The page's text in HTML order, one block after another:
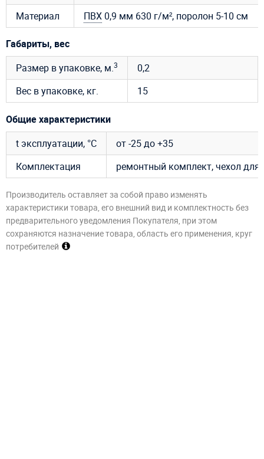
Материал
ПВХ0,9 мм 630 г/м², поролон 5-10 см
Габариты, вес
Размер в упаковке, м.3
0,2
Вес в упаковке, кг.
15
Общие характеристики
t эксплуатации, °C
от -25 до +35
Комплектация
ремонтный комплект, чехол
Производитель оставляет за собой право изменять
характеристики товара, его внешний вид и комплектность без
предварительного уведомления Покупателя, при этом
сохраняются назначение товара, область его применения, круг
потребителей